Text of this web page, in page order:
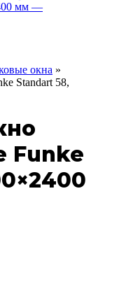
окна »
Standart 58,
Funke